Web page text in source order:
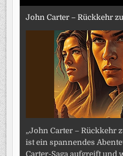
John Carter – Rückkehr
„John Carter – Rückkehr
ist ein spannendes
Carter-Saga aufgreift und